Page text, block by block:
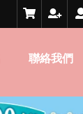
聯絡我們